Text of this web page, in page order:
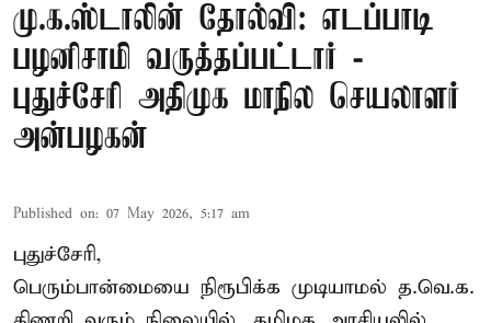
மு.க.ஸ்டாலின் தோல்வி: எடப்பாடி
பழனிசாமி வருத்தப்பட்டார் -
புதுச்சேரி அதிமுக மாநில செயலாளர்
அன்பழகன்
Published on: 07 May 2026, 5:17 am
புதுச்சேரி,
பெரும்பான்மையை நிரூபிக்க முடியாமல் த.வெ.க.